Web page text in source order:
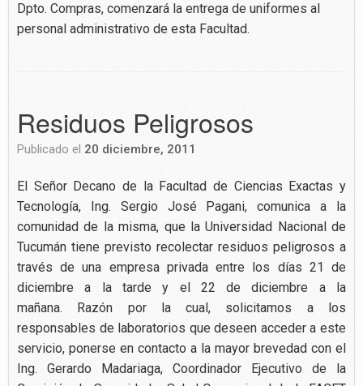
Dpto. Compras, comenzará la entrega de uniformes al
personal administrativo de esta Facultad.
Residuos Peligrosos
Publicado el 20 diciembre, 2011
El Señor Decano de la Facultad de Ciencias Exactas y
Tecnología, Ing. Sergio José Pagani, comunica a la
comunidad de la misma, que la Universidad Nacional de
Tucumán tiene previsto recolectar residuos peligrosos a
través de una empresa privada entre los días 21 de
diciembre a la tarde y el 22 de diciembre a la
mañana. Razón por la cual, solicitamos a los
responsables de laboratorios que deseen acceder a este
servicio, ponerse en contacto a la mayor brevedad con el
Ing. Gerardo Madariaga, Coordinador Ejecutivo de la